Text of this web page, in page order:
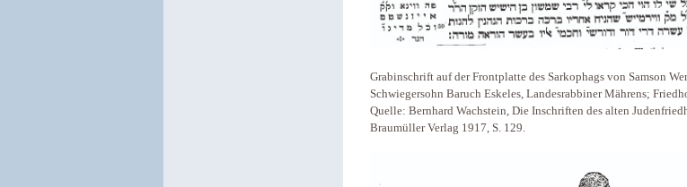
Grabinschrift auf der Frontplatte des Sarkophags von Samson
Schwiegersohn Baruch Eskeles, Landesrabbiner Mährens;
Quelle: Bernhard Wachstein, Die Inschriften des alten
Braumüller Verlag 1917, S. 129.